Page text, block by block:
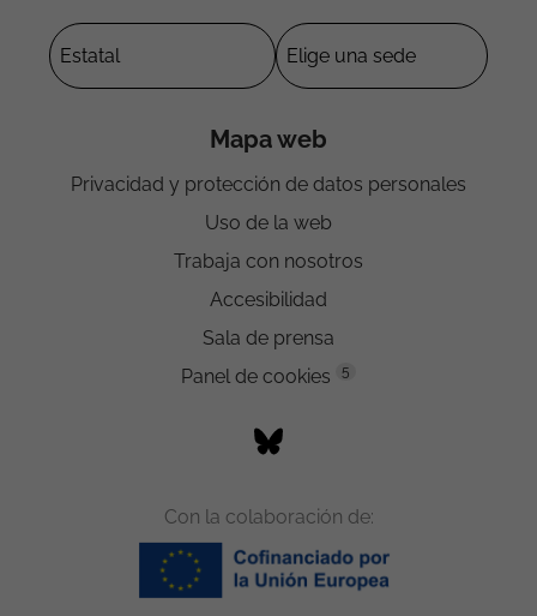
Mapa web
Privacidad y protección de datos personales
Uso de la web
Trabaja con nosotros
Accesibilidad
Sala de prensa
Panel de cookies
5
Con la colaboración de: